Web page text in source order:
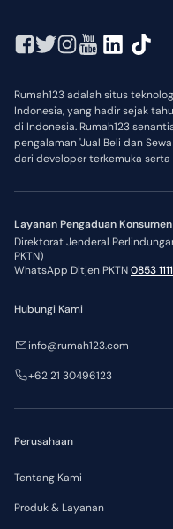
Rumah123 adalah situs
Indonesia, yang hadir sejak
di Indonesia. Rumah123
pengalaman 'Jual Beli dan
dari developer terkemuka serta
Layanan Pengaduan Konsumen
Direktorat Jenderal
PKTN)
WhatsApp Ditjen PKTN0853
Perusahaan
Tentang Kami
Produk & Layanan
Hubungi Kami
info@rumah123.com
+62 21 30496123